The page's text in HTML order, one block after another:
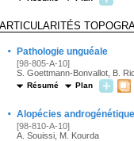
· Pathologie unguéale
[98-805-A-10]
S. Goettmann-Bonvallot, B.
Résumé Plan
· Alopécies
[98-810-A-10]
A. Souissi, M. Kourda